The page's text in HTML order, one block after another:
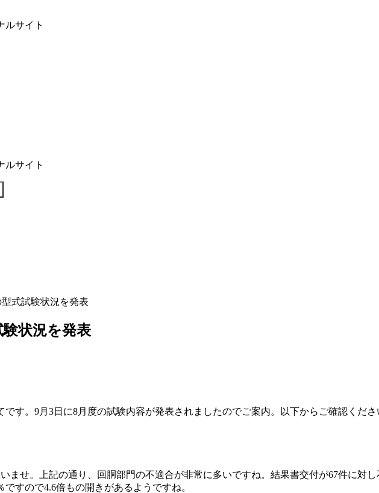
ルサイト
ルサイト
式試験状況を発表
状況を発表
す。9月3日に8月度の試験内容が発表されましたのでご案内。以下からご確認くださ
ませ。上記の通り、回胴部門の不適合が非常に多いですね。結果書交付が67件に対し
すので4.6倍もの開きがあるようですね。